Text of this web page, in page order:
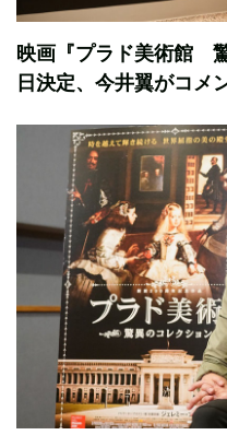
映画『プラド美術館
日決定、今井翼がコメ